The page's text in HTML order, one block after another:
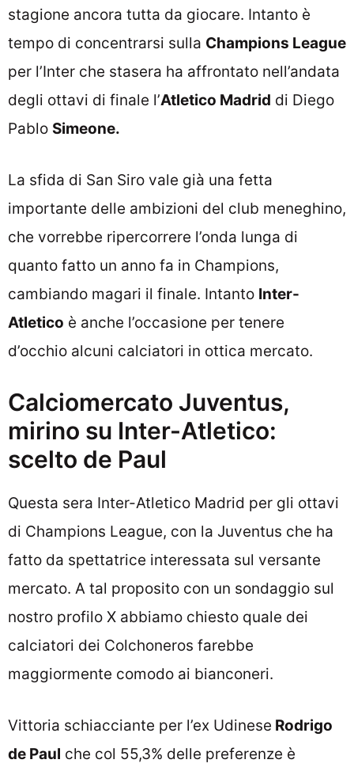
stagione ancora tutta da giocare. Intanto è
tempo di concentrarsi sulla Champions League
per l’Inter che stasera ha affrontato nell’andata
degli ottavi di finale l’Atletico Madrid di Diego
Pablo Simeone.
La sfida di San Siro vale già una fetta
importante delle ambizioni del club meneghino,
che vorrebbe ripercorrere l’onda lunga di
quanto fatto un anno fa in Champions,
cambiando magari il finale. Intanto Inter-
Atletico è anche l’occasione per tenere
d’occhio alcuni calciatori in ottica mercato.
Calciomercato Juventus,
mirino su Inter-Atletico:
scelto de Paul
Questa sera Inter-Atletico Madrid per gli ottavi
di Champions League, con la Juventus che ha
fatto da spettatrice interessata sul versante
mercato. A tal proposito con un sondaggio sul
nostro profilo X abbiamo chiesto quale dei
calciatori dei Colchoneros farebbe
maggiormente comodo ai bianconeri.
Vittoria schiacciante per l’ex Udinese Rodrigo
de Paul che col 55,3% delle preferenze è